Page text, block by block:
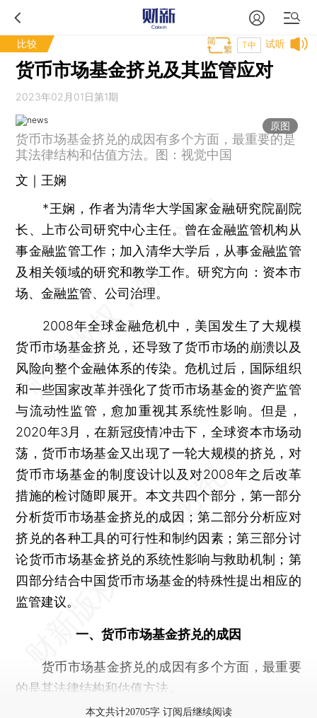
比较 试听
T中
货币市场基金挤兑及其监管应对
2023年02月01日第1期
原图
货币市场基金挤兑的成因有多个方面，最重要的是
其法律结构和估值方法。图：视觉中国
文｜王娴
*王娴，作者为清华大学国家金融研究院副院
长、上市公司研究中心主任。曾在金融监管机构从
事金融监管工作；加入清华大学后，从事金融监管
及相关领域的研究和教学工作。研究方向：资本市
场、金融监管、公司治理。
2008年全球金融危机中，美国发生了大规模
货币市场基金挤兑，还导致了货币市场的崩溃以及
风险向整个金融体系的传染。危机过后，国际组织
和一些国家改革并强化了货币市场基金的资产监管
与流动性监管，愈加重视其系统性影响。但是，
2020年3月，在新冠疫情冲击下，全球资本市场动
荡，货币市场基金又出现了一轮大规模的挤兑，对
货币市场基金的制度设计以及对2008年之后改革
措施的检讨随即展开。本文共四个部分，第一部分
分析货币市场基金挤兑的成因；第二部分分析应对
挤兑的各种工具的可行性和制约因素；第三部分讨
论货币市场基金挤兑的系统性影响与救助机制；第
四部分结合中国货币市场基金的特殊性提出相应的
监管建议。
一、货币市场基金挤兑的成因
货币市场基金挤兑的成因有多个方面，最重要
的是其法律结构和估值方法。
本文共计20705字 订阅后继续阅读